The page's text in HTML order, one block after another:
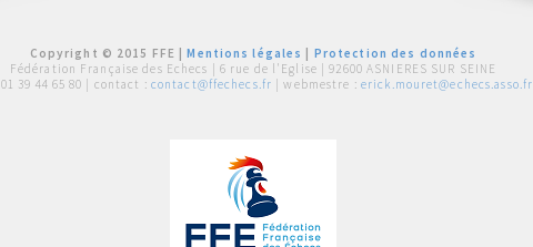
Copyright © 2015 FFE |Mentions légales
Protection des données
Fédération Française des Echecs | 6 rue de l'Eglise | 92600 ASNIERES SUR SEINE
01 39 44 65 80 | contact : contact@ffechecs.fr | webmestre : erick.mouret@echecs.asso.fr